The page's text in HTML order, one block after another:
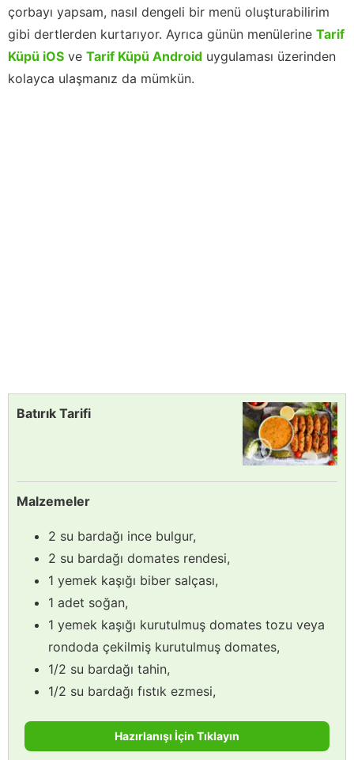
çorbayı yapsam, nasıl dengeli bir menü oluşturabilirim
gibi dertlerden kurtarıyor. Ayrıca günün menülerine Tarif
Küpü iOS ve Tarif Küpü Android uygulaması üzerinden
kolayca ulaşmanız da mümkün.
Batırık Tarifi
Malzemeler
2 su bardağı ince bulgur,
2 su bardağı domates rendesi,
1 yemek kaşığı biber salçası,
1 adet soğan,
1 yemek kaşığı kurutulmuş domates tozu veya
rondoda çekilmiş kurutulmuş domates,
1/2 su bardağı tahin,
1/2 su bardağı fıstık ezmesi,
Hazırlanışı İçin Tıklayın